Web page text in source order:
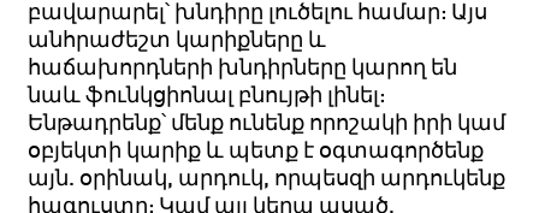
բավարարել՝ խնդիրը լուծելու համար: Այս
անհրաժեշտ կարիքները և
հաճախորդների խնդիրները կարող են
նաև ֆունկցիոնալ բնույթի լինել:
Ենթադրենք՝ մենք ունենք որոշակի իրի կամ
օբյեկտի կարիք և պետք է օգտագործենք
այն. օրինակ, արդուկ, որպեսզի արդուկենք
հագուստը: Կամ այլ կերպ ասած,